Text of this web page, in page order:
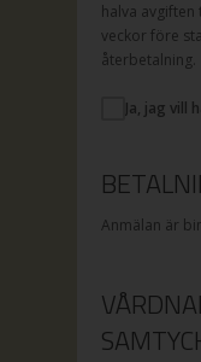
halva
veckor före
återbetalning.
Ja, jag vill
Anmälan är